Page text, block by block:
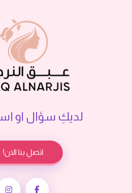
لديكِ سؤال او
اتصلِ بنا الان!